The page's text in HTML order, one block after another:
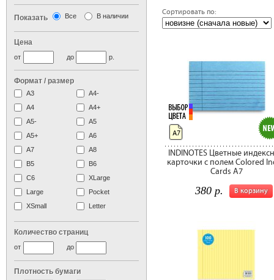
Сортировать по:
INDINOTES Цветные
карточки с полем Colored
Cards A7
В корзину
380 р.
А7
Показать Все В наличии
Цена
до
от р.
Формат / размер
А3
А4-
А4
A4+
А5-
А5
A5+
А6
А7
A8
B5
B6
C6
XLarge
Large
Pocket
XSmall
Letter
Количество страниц
до
от
Плотность бумаги